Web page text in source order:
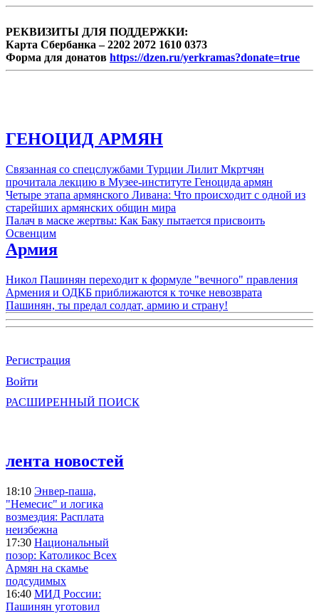
РЕКВИЗИТЫ ДЛЯ ПОДДЕРЖКИ:
Карта Сбербанка – 2202 2072 1610 0373
Форма для донатов https://dzen.ru/yerkramas?donate=true
ГЕНОЦИД АРМЯН
Связанная со спецслужбами Турции Лилит Мкртчян
прочитала лекцию в Музее-институте Геноцида армян
Четыре этапа армянского Ливана: Что происходит с одной из
старейших армянских общин мира
Палач в маске жертвы: Как Баку пытается присвоить
Освенцим
Армия
Никол Пашинян переходит к формуле "вечного" правления
Армения и ОДКБ приближаются к точке невозврата
Пашинян, ты предал солдат, армию и страну!
Регистрация
Войти
РАСШИРЕННЫЙ ПОИСК
лента новостей
18:10 Энвер-паша,
"Немесис" и логика
возмездия: Расплата
неизбежна
17:30 Национальный
позор: Католикос Всех
Армян на скамье
подсудимых
16:40 МИД России:
Пашинян уготовил